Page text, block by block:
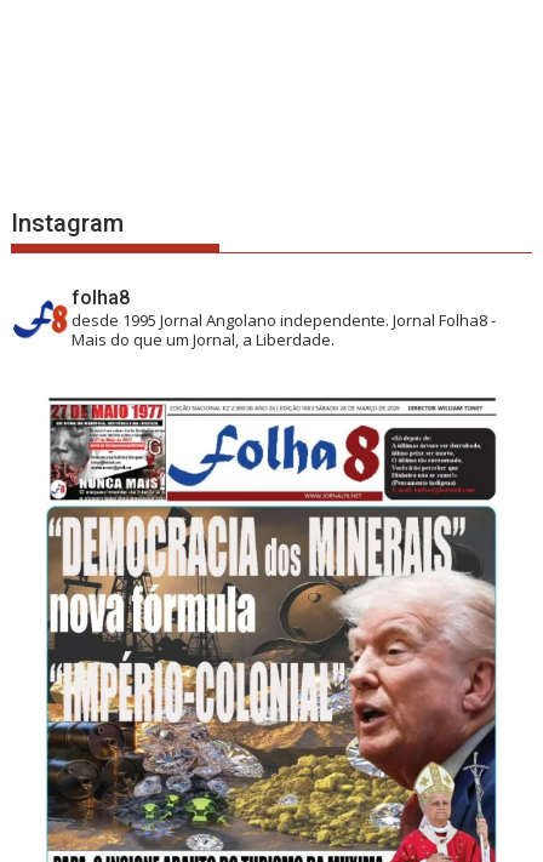
Instagram
folha8
desde 1995 Jornal Angolano independente.Jornal Folha8 -
Mais do que um Jornal, a Liberdade.